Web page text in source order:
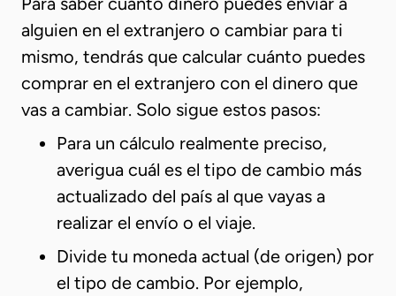
alguien en el extranjero o cambiar para ti
mismo, tendrás que calcular cuánto puedes
comprar en el extranjero con el dinero que
vas a cambiar. Solo sigue estos pasos:
Para un cálculo realmente preciso,
averigua cuál es el tipo de cambio más
actualizado del país al que vayas a
realizar el envío o el viaje.
Divide tu moneda actual (de origen) por
el tipo de cambio. Por ejemplo,